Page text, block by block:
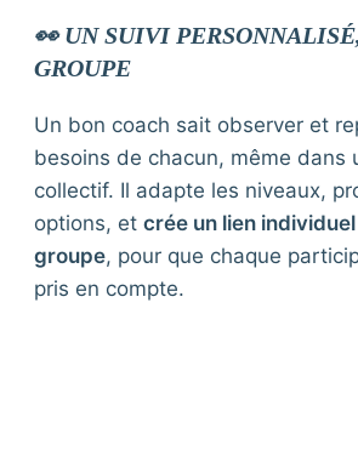
👀 UN SUIVI
GROUPE
Un bon coach sait observer et
besoins de chacun, même dans
collectif. Il adapte les niveaux,
options, et crée un lien
groupe, pour que chaque
pris en compte.